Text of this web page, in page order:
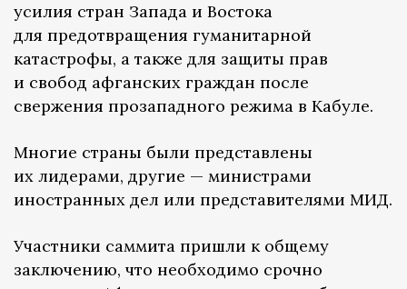
усилия стран Запада и Востока
для предотвращения гуманитарной
катастрофы, а также для защиты прав
и свобод афганских граждан после
свержения прозападного режима в Кабуле.
Многие страны были представлены
их лидерами, другие — министрами
иностранных дел или представителями МИД.
Участники саммита пришли к общему
заключению, что необходимо срочно